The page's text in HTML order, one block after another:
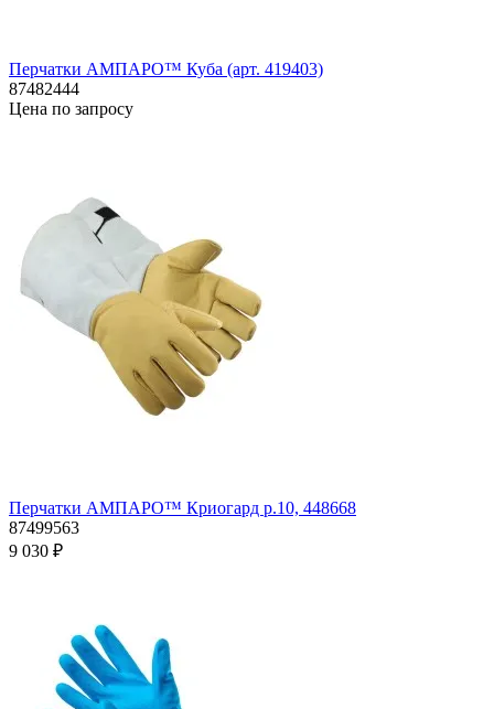
Перчатки АМПАРО™ Куба (арт. 419403)
87482444
Цена по запросу
Перчатки АМПАРО™ Криогард р.10, 448668
87499563
9 030 ₽